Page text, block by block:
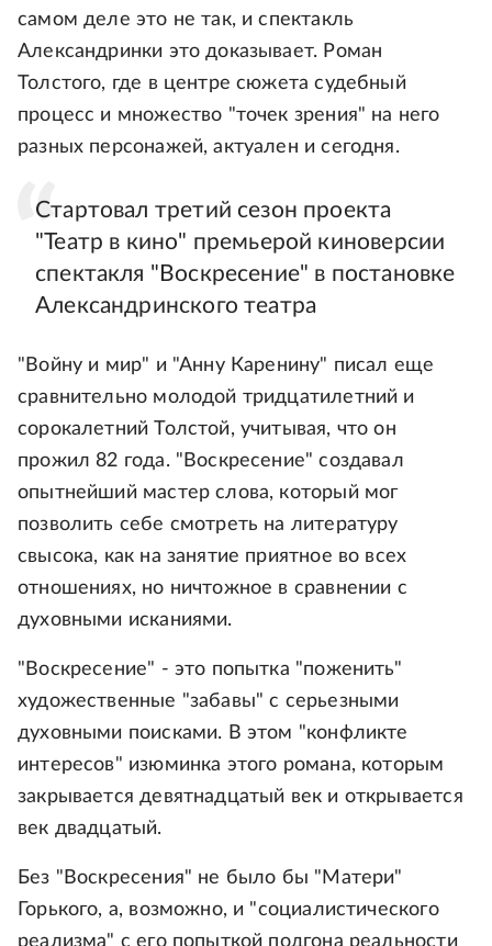
самом деле это не так, и спектакль
Александринки это доказывает. Роман
Толстого, где в центре сюжета судебный
процесс и множество "точек зрения" на него
разных персонажей, актуален и сегодня.
Стартовал третий сезон проекта
"Театр в кино" премьерой киноверсии
спектакля "Воскресение" в постановке
Александринского театра
"Войну и мир" и "Анну Каренину" писал еще
сравнительно молодой тридцатилетний и
сорокалетний Толстой, учитывая, что он
прожил 82 года. "Воскресение" создавал
опытнейший мастер слова, который мог
позволить себе смотреть на литературу
свысока, как на занятие приятное во всех
отношениях, но ничтожное в сравнении с
духовными исканиями.
"Воскресение" - это попытка "поженить"
художественные "забавы" с серьезными
духовными поисками. В этом "конфликте
интересов" изюминка этого романа, которым
закрывается девятнадцатый век и открывается
век двадцатый.
Без "Воскресения" не было бы "Матери"
Горького, а, возможно, и "социалистического
реализма" с его попыткой подгона реальности